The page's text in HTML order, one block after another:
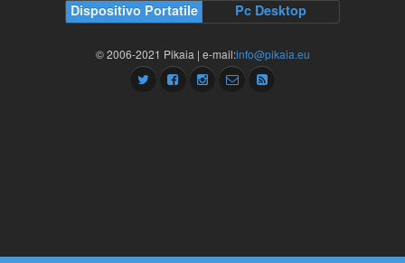
Dispositivo Portatile Pc Desktop
© 2006-2021 Pikaia | e-mail:info@pikaia.eu